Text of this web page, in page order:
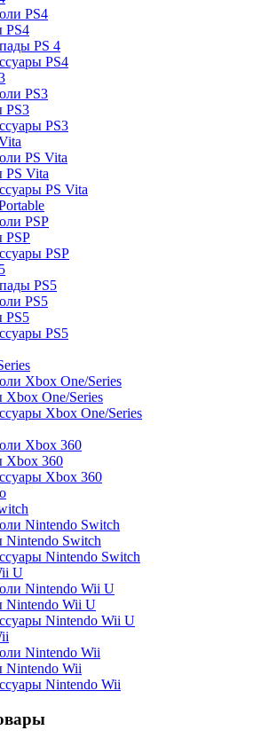
PS4
PS4
PS 4
PS4
PS3
PS3
PS3
PS Vita
Vita
PS Vita
PSP
PSP
PSP
PS5
PS5
PS5
PS5
Xbox One/Series
One/Series
Xbox One/Series
Xbox 360
Xbox 360
Xbox 360
Nintendo Switch
Switch
Nintendo Switch
U
Nintendo Wii U
Nintendo Wii U
Nintendo Wii U
Nintendo Wii
Nintendo Wii
Nintendo Wii